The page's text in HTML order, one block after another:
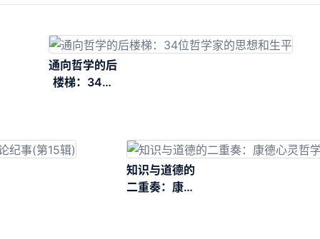
通向哲学的后
楼梯：34位
知识与道德的
二重奏：康德